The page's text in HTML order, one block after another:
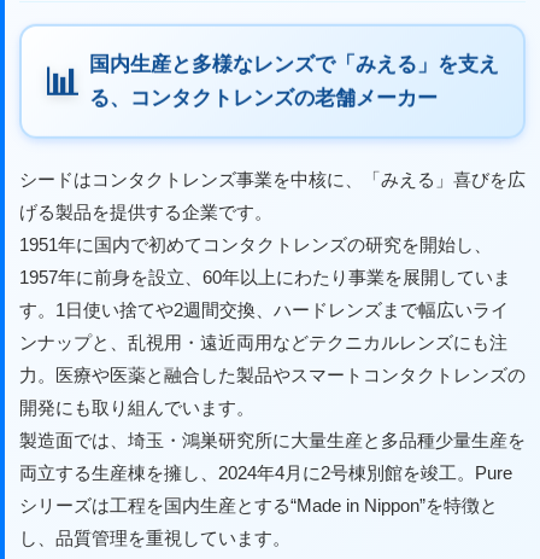
国内生産と多様なレンズで「みえる」を支え
る、コンタクトレンズの老舗メーカー
シードはコンタクトレンズ事業を中核に、「みえる」喜びを広
げる製品を提供する企業です。
1951年に国内で初めてコンタクトレンズの研究を開始し、
1957年に前身を設立、60年以上にわたり事業を展開していま
す。1日使い捨てや2週間交換、ハードレンズまで幅広いライ
ンナップと、乱視用・遠近両用などテクニカルレンズにも注
力。医療や医薬と融合した製品やスマートコンタクトレンズの
開発にも取り組んでいます。
製造面では、埼玉・鴻巣研究所に大量生産と多品種少量生産を
両立する生産棟を擁し、2024年4月に2号棟別館を竣工。Pure
シリーズは工程を国内生産とする“Made in Nippon”を特徴と
し、品質管理を重視しています。